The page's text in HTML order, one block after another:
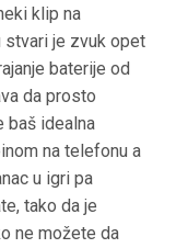
klip na
stvari je zvuk opet
baterije od
da prosto
baš idealna
na telefonu a
u igri pa
tako da je
ne možete da